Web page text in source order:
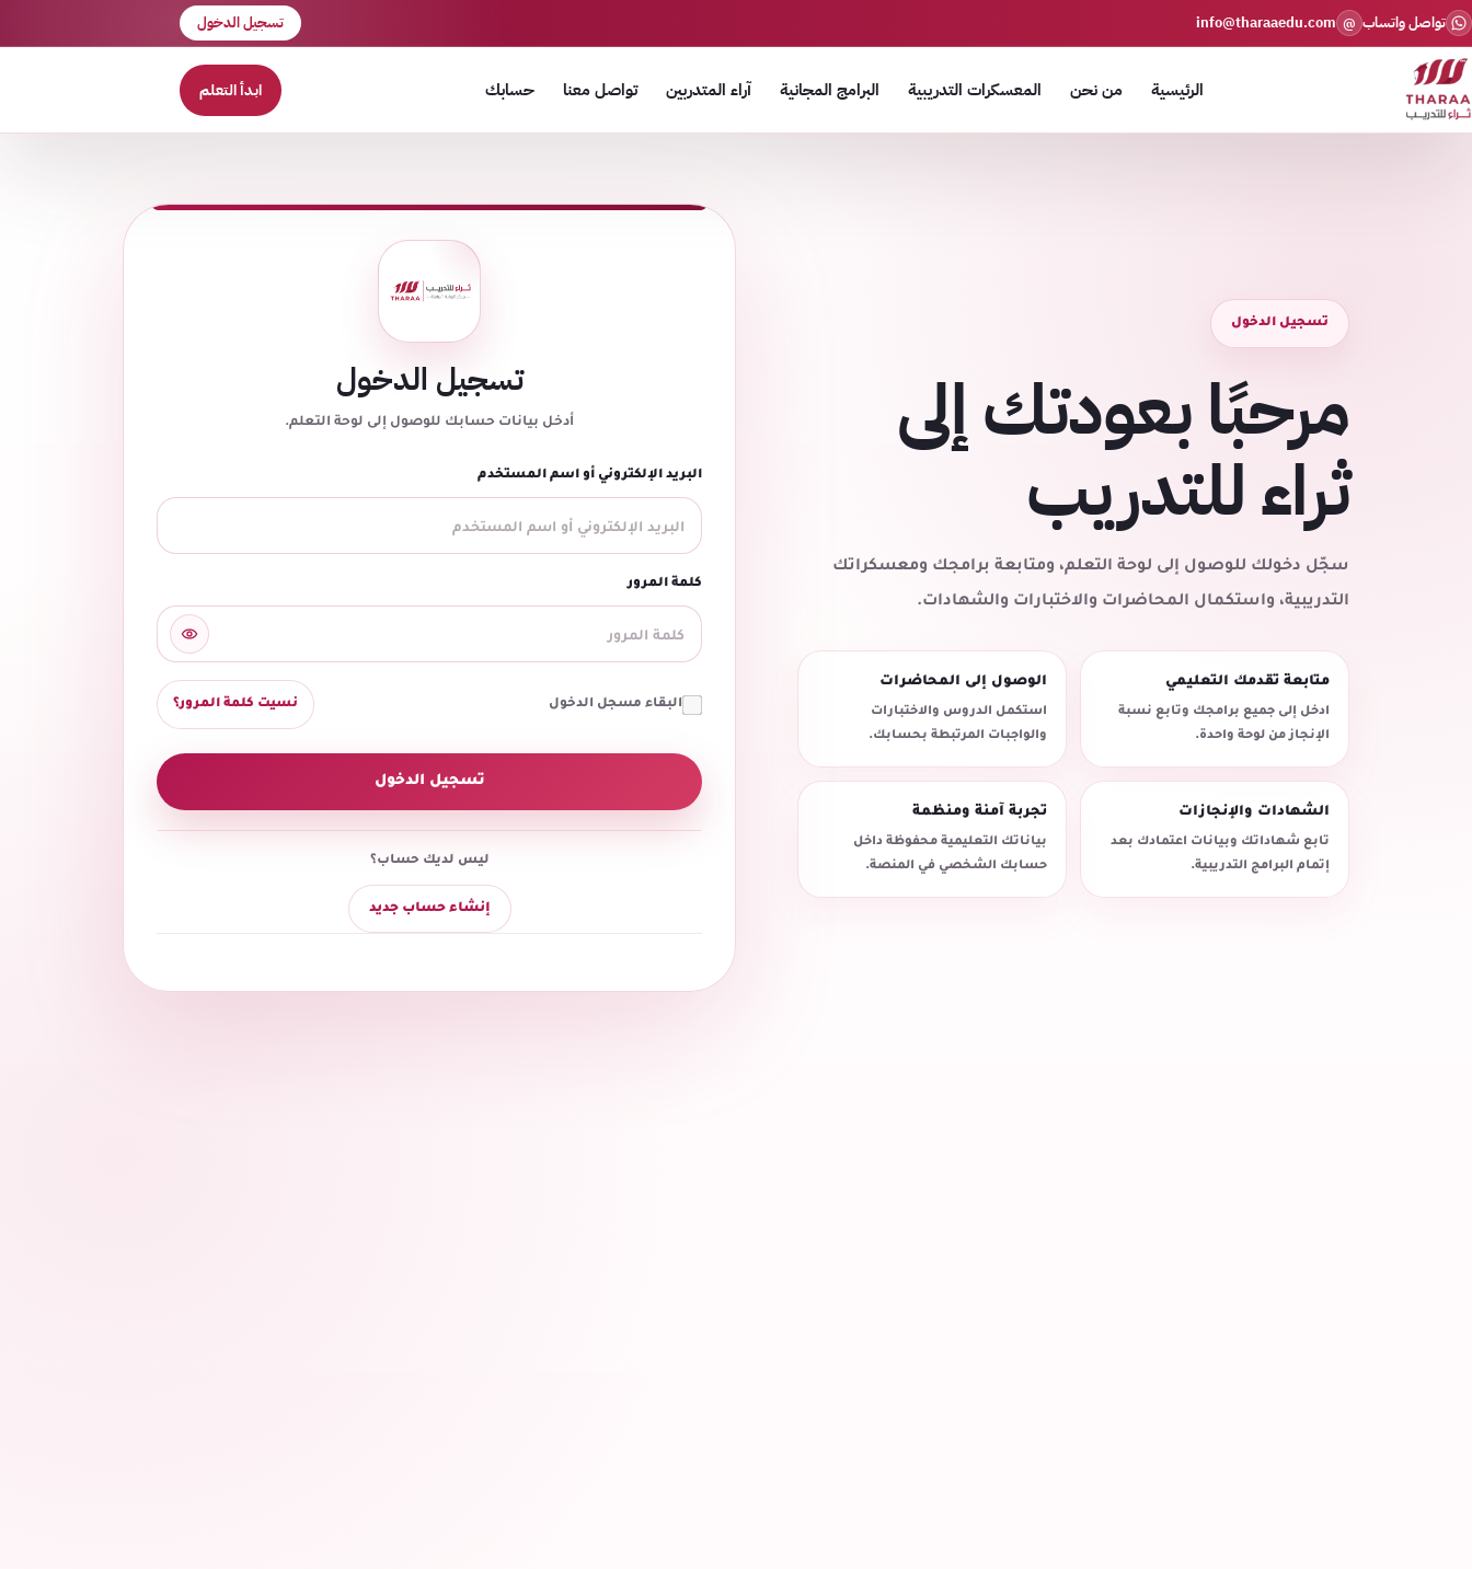
تواصل واتساب @
info@tharaaedu.com تسجيل الدخول
الرئيسية من نحن المعسكرات التدريبية البرامج المجانية آراء المتدربين تواصل معنا حسابك ابدأ التعلم
تسجيل الدخول
أدخل بيانات حسابك للوصول إلى لوحة التعلم.
البريد الإلكتروني أو اسم المستخدم
كلمة المرور
البقاء مسجل الدخول نسيت كلمة المرور؟
تسجيل الدخول
ليس لديك حساب؟
إنشاء حساب جديد
تسجيل الدخول
مرحبًا بعودتك إلى
ثراء للتدريب
سجّل دخولك للوصول إلى لوحة التعلم، ومتابعة برامجك ومعسكراتك
التدريبية، واستكمال المحاضرات والاختبارات والشهادات.
متابعة تقدمك التعليمي
ادخل إلى جميع برامجك وتابع نسبة
الإنجاز من لوحة واحدة.
الوصول إلى المحاضرات
استكمل الدروس والاختبارات
والواجبات المرتبطة بحسابك.
الشهادات والإنجازات
تابع شهاداتك وبيانات اعتمادك بعد
إتمام البرامج التدريبية.
تجربة آمنة ومنظمة
بياناتك التعليمية محفوظة داخل
حسابك الشخصي في المنصة.